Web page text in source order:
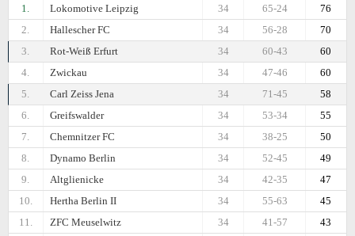
1.
Lokomotive Leipzig 76
65-24
34
2.
Hallescher FC 70
56-28
34
3.
Rot-Weiß Erfurt 60
60-43
34
4.
Zwickau 60
47-46
34
5.
Carl Zeiss Jena 58
71-45
34
6.
Greifswalder 55
53-34
34
7.
Chemnitzer FC 50
38-25
34
8.
Dynamo Berlin 49
52-45
34
9.
Altglienicke 47
42-35
34
10.
Hertha Berlin II 45
55-63
34
11.
ZFC Meuselwitz 43
41-57
34